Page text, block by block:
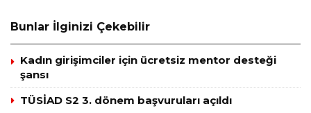
Bunlar İlginizi Çekebilir
Kadın girişimciler için ücretsiz mentor desteği
şansı
TÜSİAD S2 3. dönem başvuruları açıldı